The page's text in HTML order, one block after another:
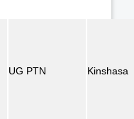
UG PTN Kinshasa